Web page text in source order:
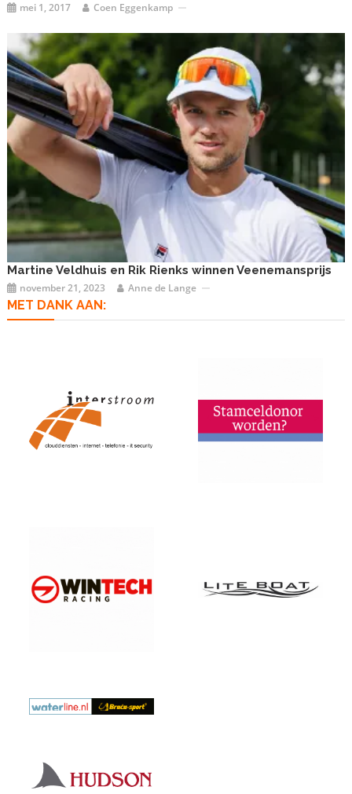
mei 1, 2017 Coen Eggenkamp
Martine Veldhuis en Rik Rienks winnen Veenemansprijs
november 21, 2023 Anne de Lange
MET DANK AAN: